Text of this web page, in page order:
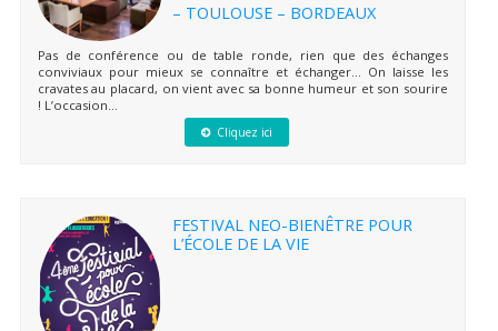
– TOULOUSE – BORDEAUX
Pas de conférence ou de table ronde, rien que des échanges
conviviaux pour mieux se connaître et échanger… On laisse les
cravates au placard, on vient avec sa bonne humeur et son sourire
! L’occasion...
Cliquez ici
FESTIVAL NEO-BIENÊTRE POUR
L’ÉCOLE DE LA VIE